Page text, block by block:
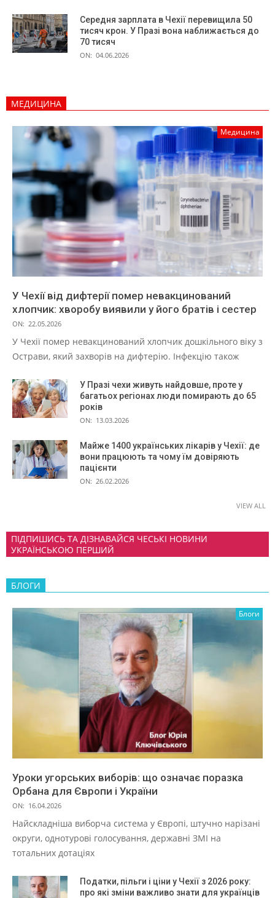
Середня зарплата в Чехії перевищила 50
тисяч крон. У Празі вона наближається до
70 тисяч
ON: 04.06.2026
МЕДИЦИНА
Медицина
У Чехії від дифтерії помер невакцинований
хлопчик: хворобу виявили у його братів і сестер
ON: 22.05.2026
У Чехії помер невакцинований хлопчик дошкільного віку з
Острави, який захворів на дифтерію. Інфекцію також
У Празі чехи живуть найдовше, проте у
багатьох регіонах люди помирають до 65
років
ON: 13.03.2026
Майже 1400 українських лікарів у Чехії: де
вони працюють та чому їм довіряють
пацієнти
ON: 26.02.2026
VIEW ALL
ПІДПИШИСЬ ТА ДІЗНАВАЙСЯ ЧЕСЬКІ НОВИНИ
УКРАЇНСЬКОЮ ПЕРШИЙ
БЛОГИ
Блоги
Уроки угорських виборів: що означає поразка
Орбана для Європи і України
ON: 16.04.2026
Найскладніша виборча система у Європі, штучно нарізані
округи, однотурові голосування, державні ЗМІ на
тотальних дотаціях
Податки, пільги і ціни у Чехії з 2026 року:
про які зміни важливо знати для українців